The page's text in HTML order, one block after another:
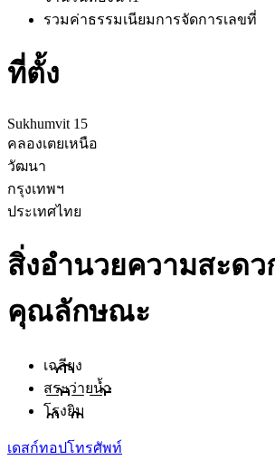
รวมค่าธรรมเนียมการจัดการเลขที่
ที่ตั้ง
Sukhumvit 15
คลองเตยเหนือ
วัฒนา
กรุงเทพฯ
ประเทศไทย
สิ่งอำนวยความสะดว
คุณลักษณะ
เฉลียง
สระว่ายน้ำ
โรงยิม
เดสก์ทอปโทรศัพท์